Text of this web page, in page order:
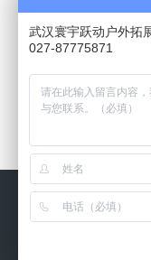
关于我们
版权所有 @
Copyright ©
武汉寰宇跃动户外拓
027-87775871